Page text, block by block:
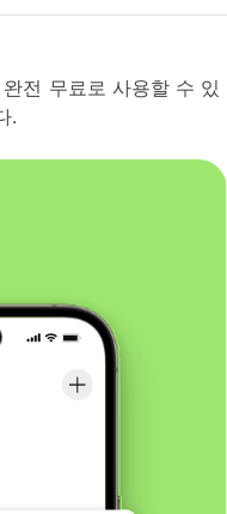
전 무료로 사용할 수 있
.